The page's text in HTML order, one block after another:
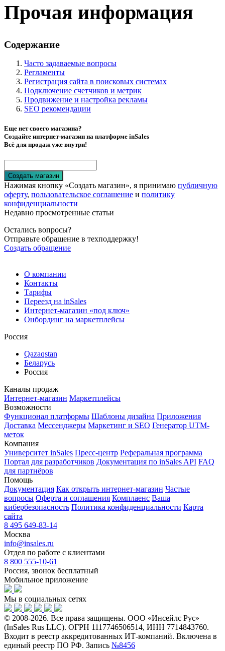
Прочая информация
Содержание
Часто задаваемые вопросы
Регламенты
Регистрация сайта в поисковых системах
Подключение счетчиков и метрик
Продвижение и настройка рекламы
SEO рекомендации
Еще нет своего магазина?
Создайте интернет-магазин на платформе inSales
Всё для продаж уже внутри!
Создать магазин
Нажимая кнопку «Создать магазин», я принимаю публичную
оферту, пользовательское соглашение и политику
конфиденциальности
Недавно просмотренные статьи
Остались вопросы?
Отправьте обращение в техподдержку!
Создать обращение
О компании
Контакты
Тарифы
Переезд на inSales
Интернет-магазин «под ключ»
Онбординг на маркетплейсы
Россия
Qazaqstan
Беларусь
Россия
Каналы продаж
Интернет-магазин Маркетплейсы
Возможности
Функционал платформы Шаблоны дизайна Приложения
Доставка Мессенджеры Маркетинг и SEO Генератор UTM-
меток
Компания
Университет inSales Пресс-центр Реферальная программа
Портал для разработчиков Документация по inSales API FAQ
для партнёров
Помощь
Документация Как открыть интернет-магазин Частые
вопросы Оферта и соглашения Комплаенс Ваша
кибербезопасность Политика конфиденциальности Карта
сайта
8 495 649-83-14
Москва
info@insales.ru
Отдел по работе с клиентами
8 800 555-10-61
Россия, звонок бесплатный
Мобильное приложение
Мы в социальных сетях
© 2008-2026. Все права защищены. ООО «Инсейлс Рус»
(InSales Rus LLC). ОГРН 1117746506514, ИНН 7714843760.
Входит в реестр аккредитованных ИТ-компаний. Включена в
единый реестр ПО РФ. Запись №8456